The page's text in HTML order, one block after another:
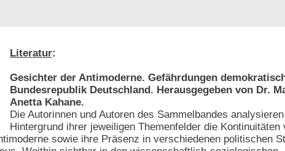
Literatur:
Gesichter der Antimoderne. Gefährdungen
Bundesrepublik Deutschland. Herausgegeben von Dr.
Anetta Kahane.
Die Autorinnen und Autoren des Sammelbandes
Hintergrund ihrer jeweiligen Themenfelder die Kontinuitäten
sowie ihre Präsenz in verschiedenen politischen